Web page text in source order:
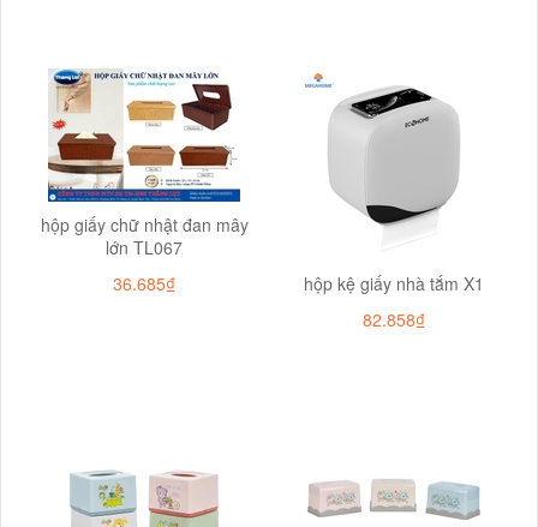
hộp giấy chữ nhật đan mây
lớn TL067
36.685₫
hộp kệ giấy nhà tắm X1
82.858₫